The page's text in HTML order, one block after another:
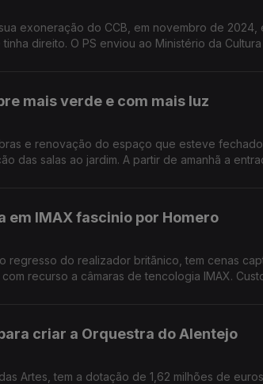
exoneração do CCB, em novembro de
direito. O PS enviou ao Ministério da
mais verde e com mais luz
e renovação do espaço que esteve
das salas ao jardim. A partir de amanhã a
em IMAX fascinio por Homero
regresso do realizador britãnico, tem cenas
recurso a câmaras de tencologia IMAX.
criar a Orquestra do Alentejo
Artes, tem a dotação de 1,62 milhões de